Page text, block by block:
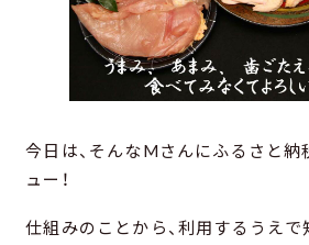
今日は、そんなMさんにふるさと
ュー！
仕組みのことから、利用するうえ